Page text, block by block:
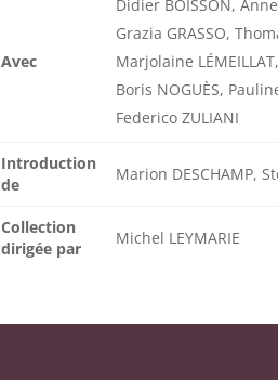
Avec
Didier BOISSON,
Grazia GRASSO,
Marjolaine
Boris NOGUÈS,
Federico ZULIANI
Introduction
de
Marion DESCHAMP,
Collection
dirigée par
Michel LEYMARIE